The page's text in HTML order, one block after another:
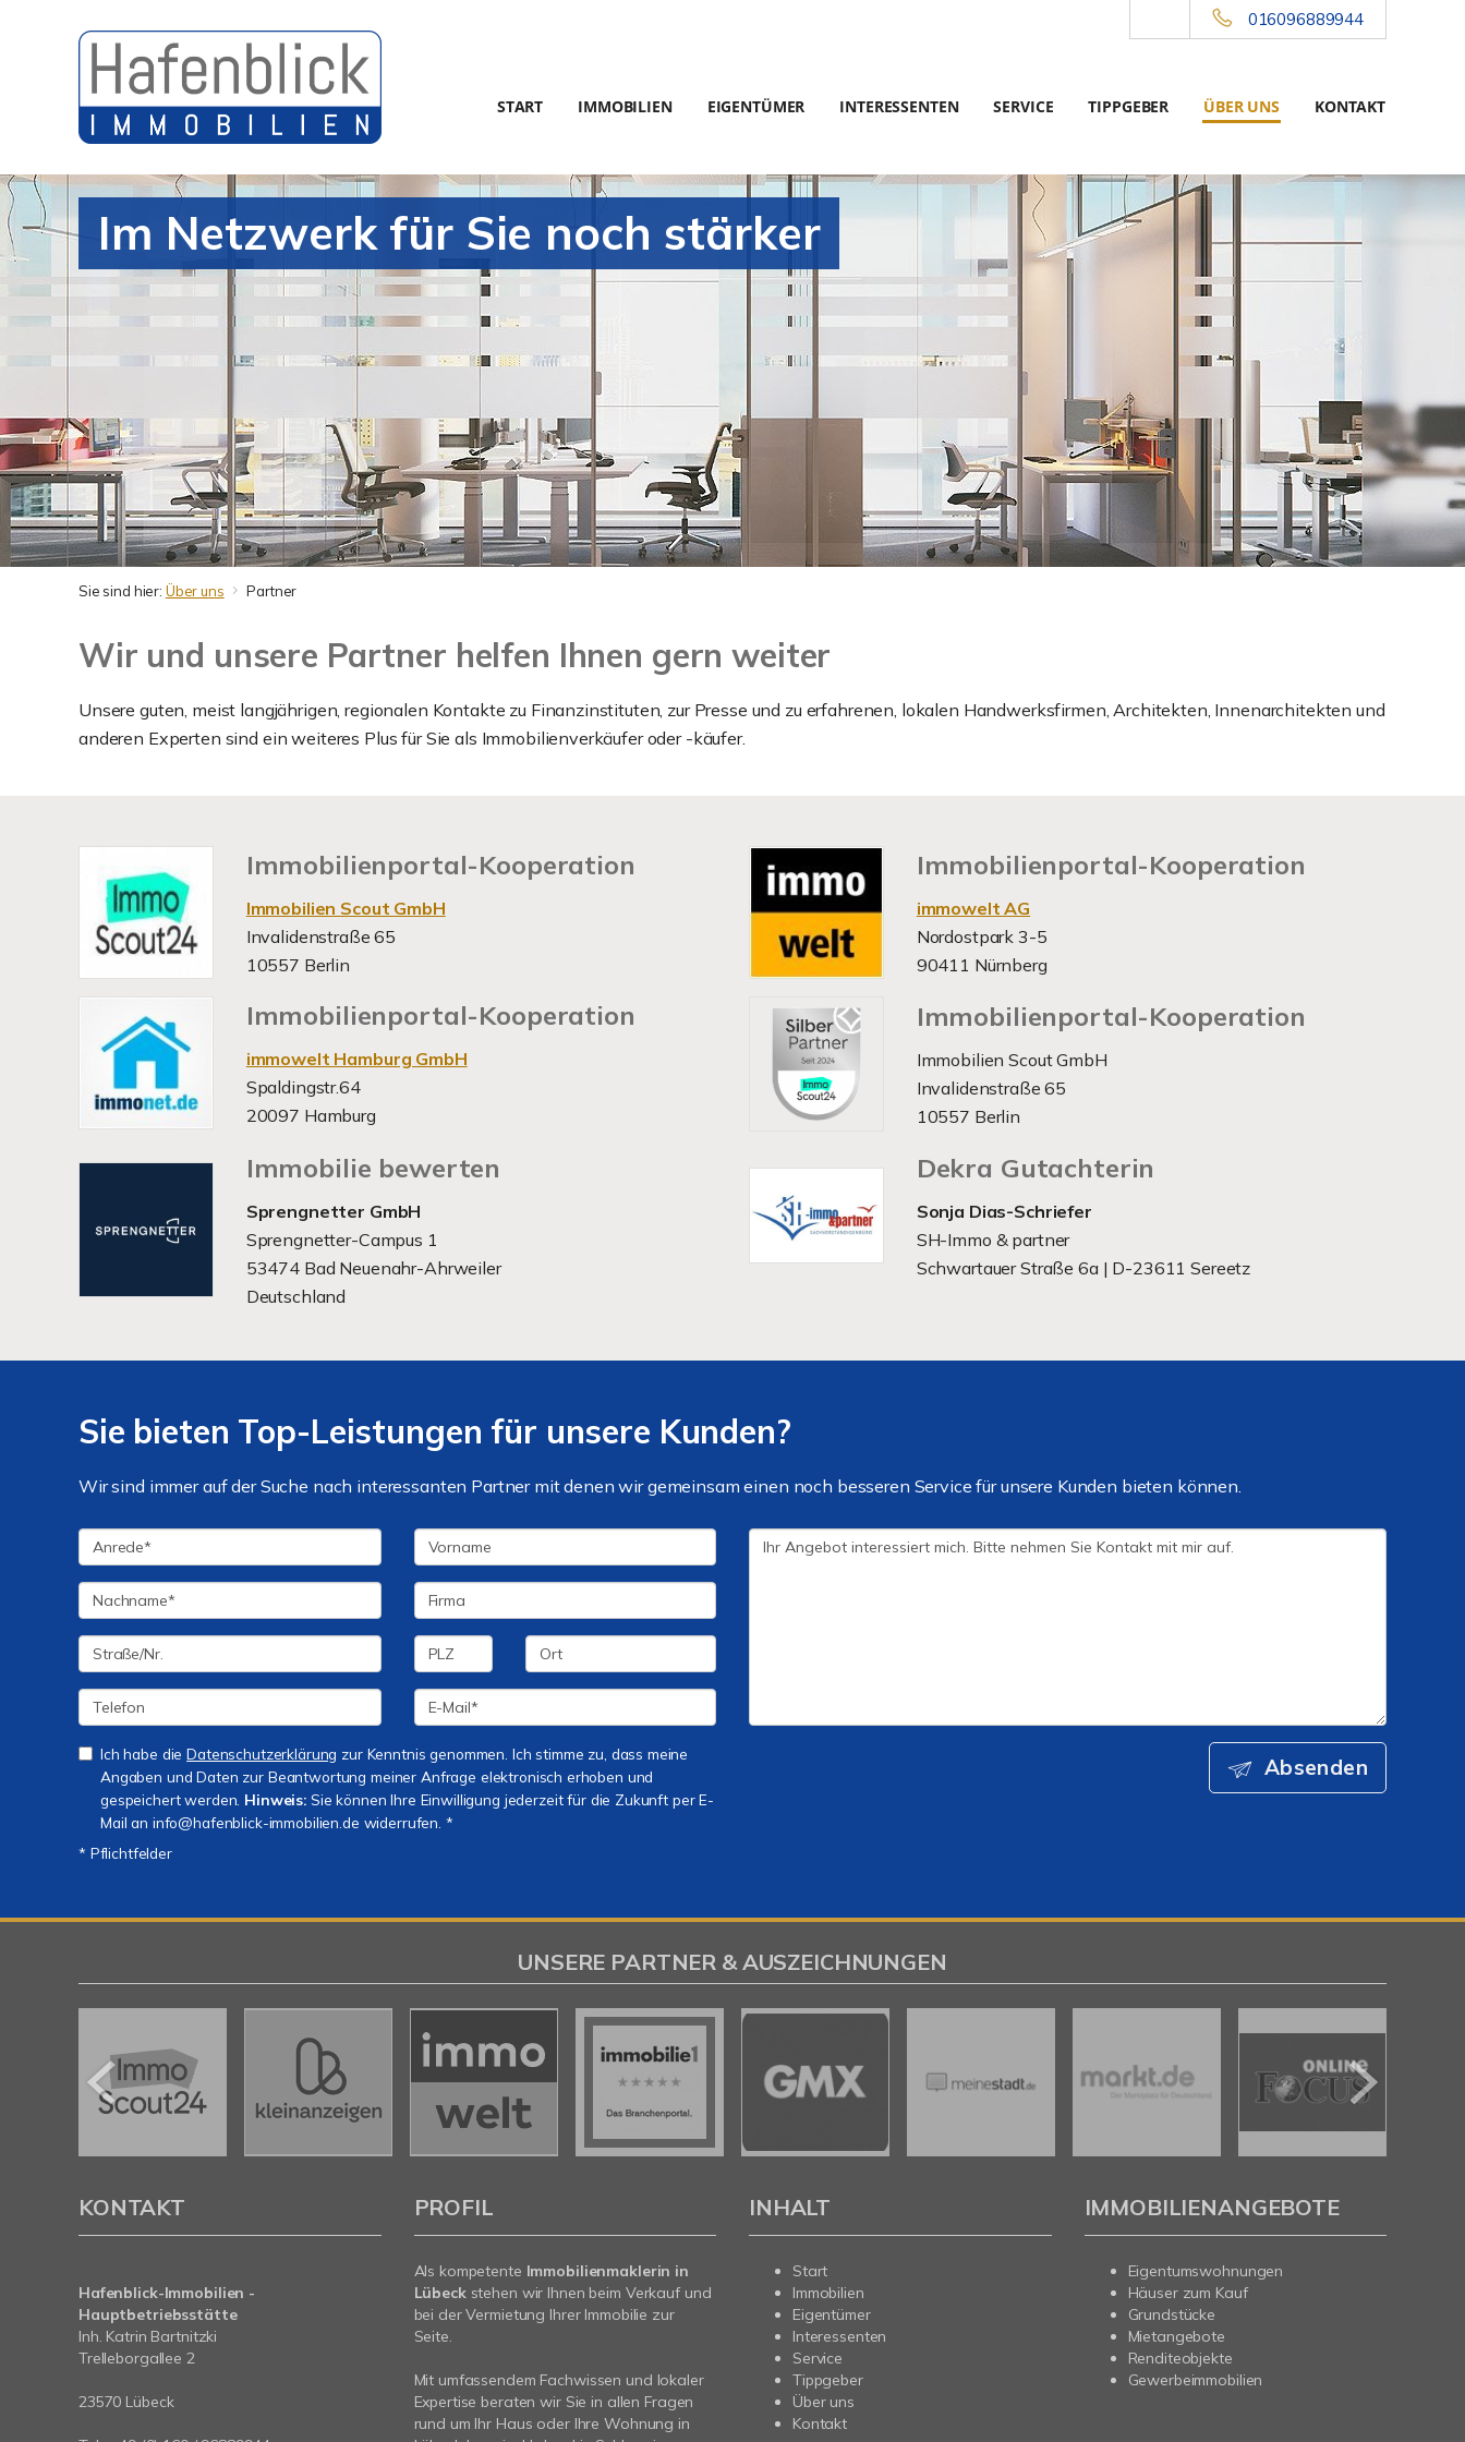
016096889944
START IMMOBILIEN EIGENTÜMER INTERESSENTEN SERVICE TIPPGEBER ÜBER UNS KONTAKT
Im Netzwerk für Sie noch stärker
Sie sind hier: Über uns Partner
Wir und unsere Partner helfen Ihnen gern weiter
Unsere guten, meist langjährigen, regionalen Kontakte zu Finanzinstituten, zur Presse und zu erfahrenen, lokalen Handwerksfirmen, Architekten, Innenarchitekten und
anderen Experten sind ein weiteres Plus für Sie als Immobilienverkäufer oder -käufer.
Immobilienportal-Kooperation
Immobilien Scout GmbH
Invalidenstraße 65
10557 Berlin
Immobilienportal-Kooperation
immowelt AG
Nordostpark 3-5
90411 Nürnberg
Immobilienportal-Kooperation
immowelt Hamburg GmbH
Spaldingstr.64
20097 Hamburg
Immobilienportal-Kooperation
Immobilien Scout GmbH
Invalidenstraße 65
10557 Berlin
Immobilie bewerten
Sprengnetter GmbH
Sprengnetter-Campus 1
53474 Bad Neuenahr-Ahrweiler
Deutschland
Dekra Gutachterin
Sonja Dias-Schriefer
SH-Immo & partner
Schwartauer Straße 6a | D-23611 Sereetz
Sie bieten Top-Leistungen für unsere Kunden?
Wir sind immer auf der Suche nach interessanten Partner mit denen wir gemeinsam einen noch besseren Service für unsere Kunden bieten können.
Ich habe dieDatenschutzerklärung zur Kenntnis genommen. Ich stimme zu, dass meine
Angaben und Daten zur Beantwortung meiner Anfrage elektronisch erhoben und
gespeichert werden. Hinweis:Sie können Ihre Einwilligung jederzeit für die Zukunft per E-
Mail an info@hafenblick-immobilien.de widerrufen. *
* Pflichtfelder
Absenden
UNSERE PARTNER & AUSZEICHNUNGEN
KONTAKT
Hafenblick-Immobilien -
Hauptbetriebsstätte
Inh. Katrin Bartnitzki
Trelleborgallee 2
23570 Lübeck
PROFIL
Als kompetente Immobilienmaklerin in
Lübeckstehen wir Ihnen beim Verkauf und
bei der Vermietung Ihrer Immobilie zur
Seite.
Mit umfassendem Fachwissen und lokaler
Expertise beraten wir Sie in allen Fragen
rund um Ihr Haus oder Ihre Wohnung in
INHALT
Start
Immobilien
Eigentümer
Interessenten
Service
Tippgeber
Über uns
Kontakt
IMMOBILIENANGEBOTE
Eigentumswohnungen
Häuser zum Kauf
Grundstücke
Mietangebote
Renditeobjekte
Gewerbeimmobilien